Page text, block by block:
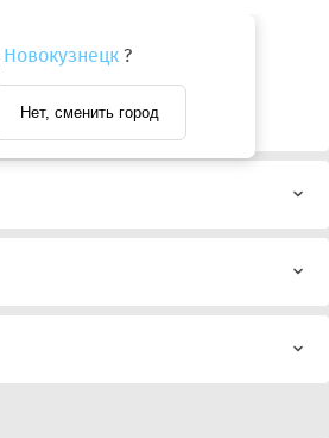
Новокузнецк ?
Нет, сменить город